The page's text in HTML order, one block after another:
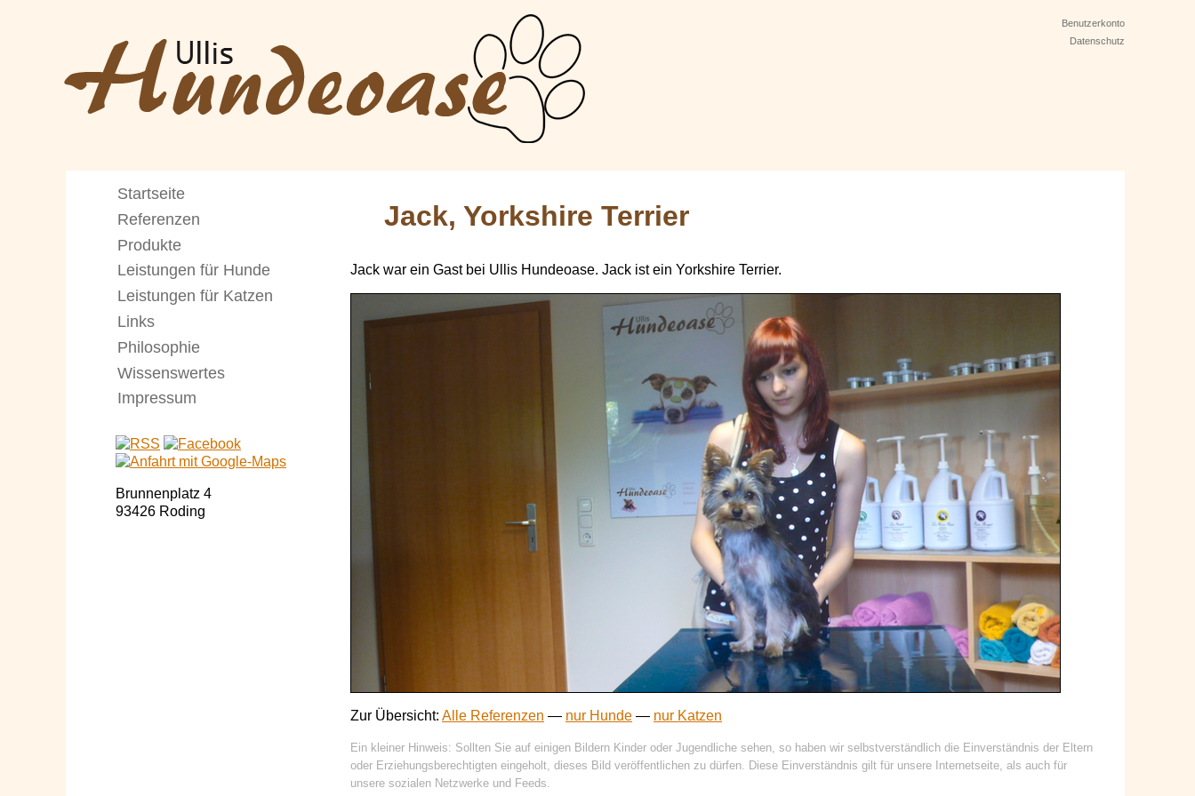
Benutzerkonto
Datenschutz
Startseite
Referenzen
Produkte
Leistungen für Hunde
Leistungen für Katzen
Links
Philosophie
Wissenswertes
Impressum
Brunnenplatz 4
93426 Roding
Jack, Yorkshire Terrier
Jack war ein Gast bei Ullis Hundeoase. Jack ist ein Yorkshire Terrier.
Zur Übersicht: Alle Referenzen — nur Hunde — nur Katzen
Ein kleiner Hinweis: Sollten Sie auf einigen Bildern Kinder oder Jugendliche sehen, so haben wir selbstverständlich die Einverständnis der Eltern
oder Erziehungsberechtigten eingeholt, dieses Bild veröffentlichen zu dürfen. Diese Einverständnis gilt für unsere Internetseite, als auch für
unsere sozialen Netzwerke und Feeds.